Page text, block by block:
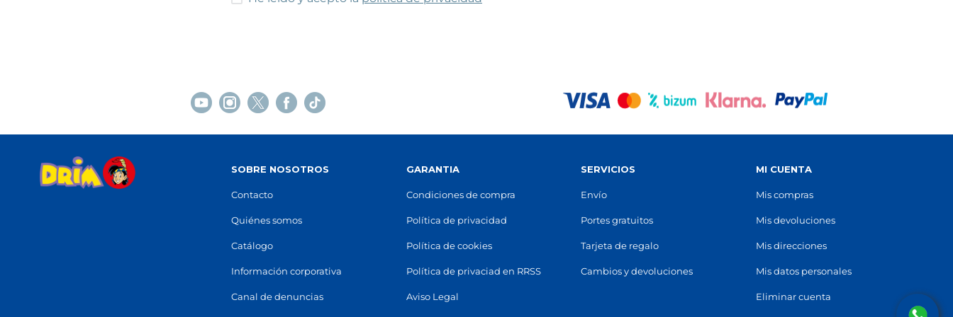
POCAS UNIDADES POCAS UNIDADES POCAS UNIDADES
SOBRE NOSOTROS
Contacto
Quiénes somos
Catálogo
Información corporativa
Canal de denuncias
GARANTIA
Condiciones de compra
Política de privacidad
Política de cookies
Política de privaciad en RRSS
Aviso Legal
SERVICIOS
Envío
Portes gratuitos
Tarjeta de regalo
Cambios y devoluciones
MI CUENTA
Mis compras
Mis devoluciones
Mis direcciones
Mis datos personales
Eliminar cuenta